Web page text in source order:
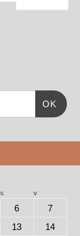
OK
s v
6
7
13
14